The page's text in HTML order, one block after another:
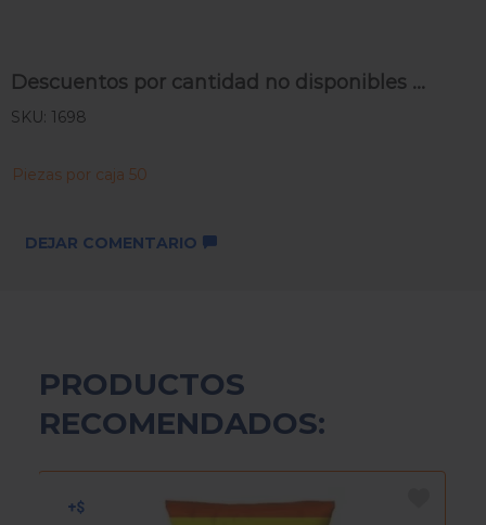
Descuentos por cantidad no disponibles ...
SKU: 1698
Piezas por caja 50
DEJAR COMENTARIO
PRODUCTOS
RECOMENDADOS: